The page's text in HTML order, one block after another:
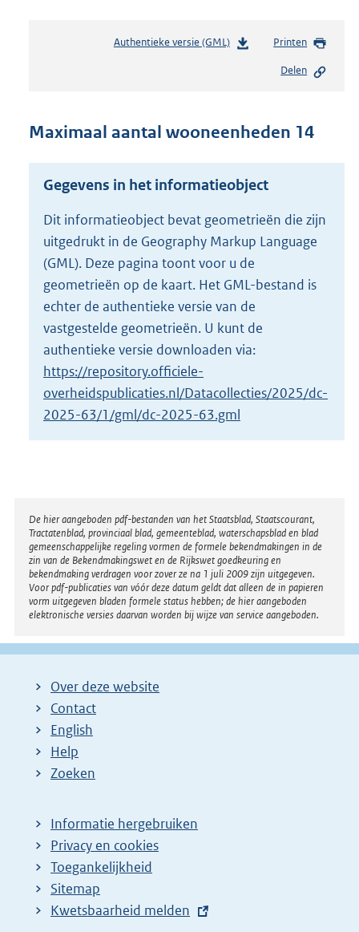
Authentieke versie (GML)b
n
s
r
o
t
t
e
2
K
b
Printen
Delen
Maximaal aantal wooneenheden 14
Gegevens in het informatieobject
Dit informatieobject bevat geometrieën die zijn
uitgedrukt in de Geography Markup Language
(GML). Deze pagina toont voor u de
geometrieën op de kaart. Het GML-bestand is
echter de authentieke versie van de
vastgestelde geometrieën. U kunt de
authentieke versie downloaden via:
https://repository.officiele-
overheidspublicaties.nl/Datacollecties/2025/dc-
2025-63/1/gml/dc-2025-63.gml
Disclaimer
De hier aangeboden pdf-bestanden van het Staatsblad, Staatscourant,
Tractatenblad, provinciaal blad, gemeenteblad, waterschapsblad en blad
gemeenschappelijke regeling vormen de formele bekendmakingen in de
zin van de Bekendmakingswet en de Rijkswet goedkeuring en
bekendmaking verdragen voor zover ze na 1 juli 2009 zijn uitgegeven.
Voor pdf-publicaties van vóór deze datum geldt dat alleen de in papieren
vorm uitgegeven bladen formele status hebben; de hier aangeboden
elektronische versies daarvan worden bij wijze van service aangeboden.
Over deze website
Contact
English
Help
Zoeken
Informatie hergebruiken
Privacy en cookies
Toegankelijkheid
Sitemap
E
Kwetsbaarheid melden